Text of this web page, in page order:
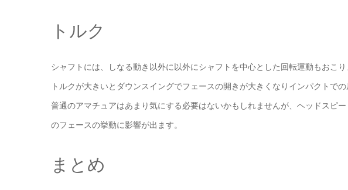
トルク
シャフトには、しなる動き以外に以外にシャフトを中心とした回転運動もおこり
トルクが大きいとダウンスイングでフェースの開きが大きくなりインパクトでの
普通のアマチュアはあまり気にする必要はないかもしれませんが、ヘッドスピ
のフェースの挙動に影響が出ます。
まとめ